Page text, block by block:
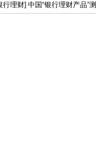
行理财] 中国“银行理财产品”测